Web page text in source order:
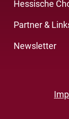
Hessische
Partner &
Newsletter